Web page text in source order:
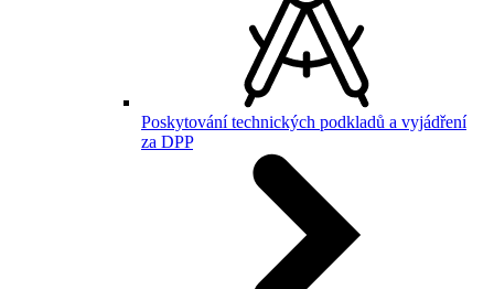
Poskytování technických podkladů a vyjádření
za DPP